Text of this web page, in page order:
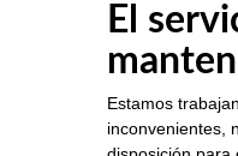
El
Estamos
inconvenientes,